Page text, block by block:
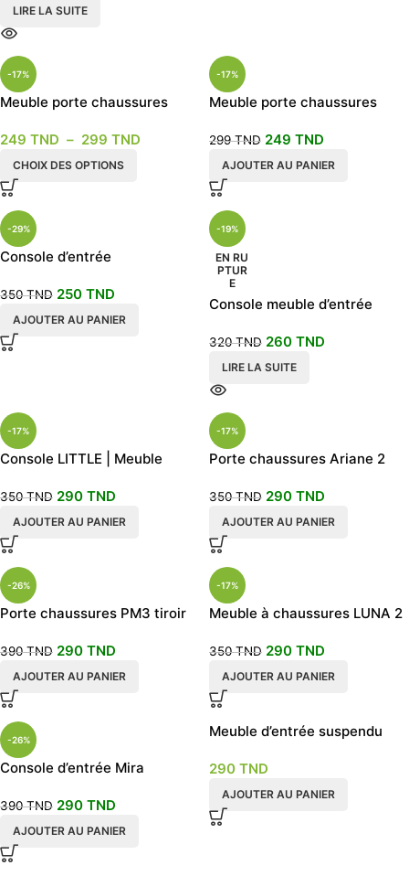
LIRE LA SUITE
-17%
Meuble porte chaussures
249 TND – 299 TND
CHOIX DES OPTIONS
-17%
Meuble porte chaussures
299TND 249 TND
AJOUTER AU PANIER
-29%
Console d’entrée
350TND 250 TND
AJOUTER AU PANIER
-19%
EN RU
PTUR
E
Console meuble d’entrée
320TND 260 TND
LIRE LA SUITE
-17%
Console LITTLE | Meuble
350TND 290 TND
AJOUTER AU PANIER
-17%
Porte chaussures Ariane 2
350TND 290 TND
AJOUTER AU PANIER
-26%
Porte chaussures PM3 tiroir
390TND 290 TND
AJOUTER AU PANIER
-17%
Meuble à chaussures LUNA 2
350TND 290 TND
AJOUTER AU PANIER
-26%
Console d’entrée Mira
390TND 290 TND
AJOUTER AU PANIER
Meuble d’entrée suspendu
290 TND
AJOUTER AU PANIER